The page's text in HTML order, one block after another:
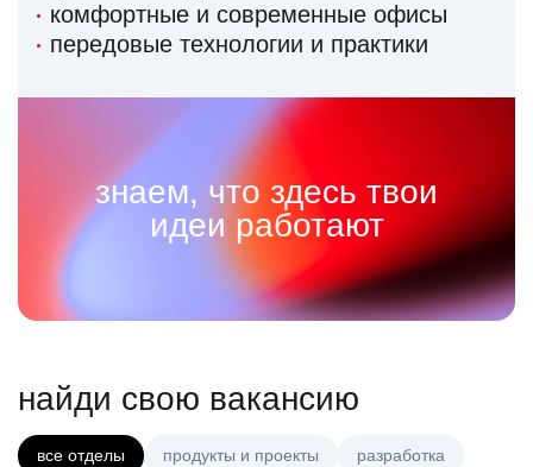
комфортные и современные офисы
передовые технологии и практики
знаем, что здесь твои
идеи работают
найди свою вакансию
все отделы продукты и проекты разработка